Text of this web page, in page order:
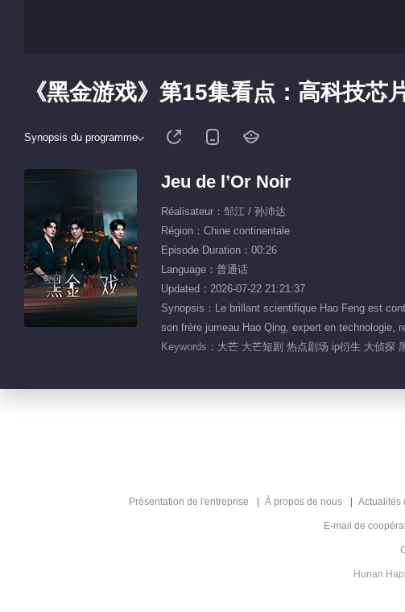
《黑金游戏》第15集看点：高科技芯
Synopsis du programme
Jeu de l’Or Noir
Réalisateur：邹江 / 孙沛达
Région：Chine continentale
Episode Duration：00:26
Language：普通话
Updated：2026-07-22 21:21:37
Synopsis：Le brillant scientifique Hao Feng est
son frère jumeau Hao Qing, expert en technologie,
Keywords： 大芒 大芒短剧 热点剧场 ip衍生 大侦探
Présentation de l'entreprise À propos de nous Actualités
E-mail de
Hunan